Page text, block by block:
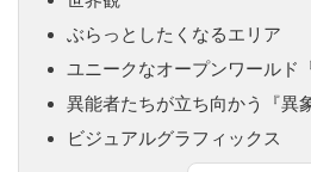
ぶらっとしたくなるエリア
ユニークなオープンワールド
異能者たちが立ち向かう『異象
ビジュアルグラフィックス